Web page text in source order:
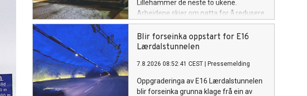
Lillehammer de neste to ukene.
Arbeidene skjer om natta for å redusere
ulempene for trafikantene.
Blir forseinka oppstart for E16
Lærdalstunnelen
7.8.2026 08:52:41 CEST Pressemelding
Oppgraderinga av E16 Lærdalstunnelen
blir forseinka grunna klage frå ein av